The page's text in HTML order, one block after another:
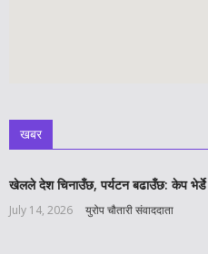
खबर
खेलले देश चिनाउँछ, पर्यटन बढाउँछ: केप भेर्डे
July 14, 2026 युरोप चौतारी संवाददाता